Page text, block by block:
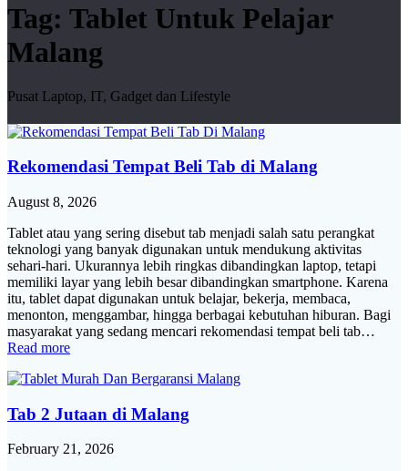
Tag: Tablet Untuk Pelajar
Malang
Pusat Laptop, IT, Gadget dan Lifestyle
Rekomendasi Tempat Beli Tab di Malang
August 8, 2026
Tablet atau yang sering disebut tab menjadi salah satu perangkat
teknologi yang banyak digunakan untuk mendukung aktivitas
sehari-hari. Ukurannya lebih ringkas dibandingkan laptop, tetapi
memiliki layar yang lebih besar dibandingkan smartphone. Karena
itu, tablet dapat digunakan untuk belajar, bekerja, membaca,
menonton, menggambar, hingga berbagai kebutuhan hiburan. Bagi
masyarakat yang sedang mencari rekomendasi tempat beli tab…
Read more
Tab 2 Jutaan di Malang
February 21, 2026